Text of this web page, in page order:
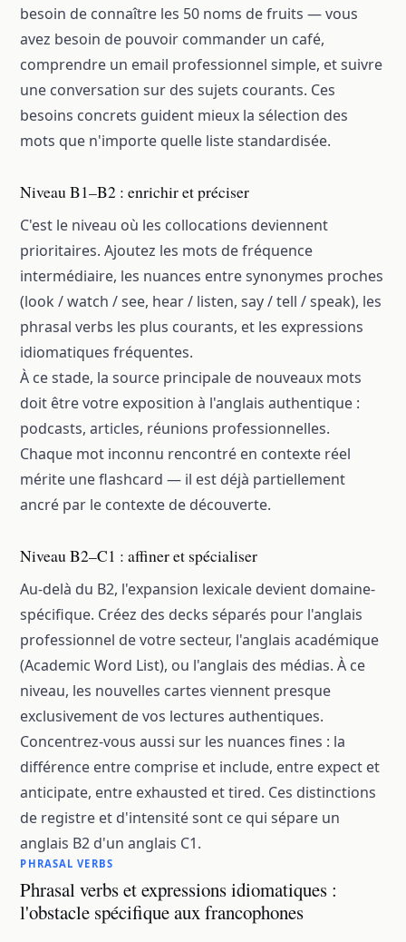
besoin de connaître les 50 noms de fruits — vous
avez besoin de pouvoir commander un café,
comprendre un email professionnel simple, et suivre
une conversation sur des sujets courants. Ces
besoins concrets guident mieux la sélection des
mots que n'importe quelle liste standardisée.
Niveau B1–B2 : enrichir et préciser
C'est le niveau où les collocations deviennent
prioritaires. Ajoutez les mots de fréquence
intermédiaire, les nuances entre synonymes proches
(look / watch / see, hear / listen, say / tell / speak), les
phrasal verbs les plus courants, et les expressions
idiomatiques fréquentes.
À ce stade, la source principale de nouveaux mots
doit être votre exposition à l'anglais authentique :
podcasts, articles, réunions professionnelles.
Chaque mot inconnu rencontré en contexte réel
mérite une flashcard — il est déjà partiellement
ancré par le contexte de découverte.
Niveau B2–C1 : affiner et spécialiser
Au-delà du B2, l'expansion lexicale devient domaine-
spécifique. Créez des decks séparés pour l'anglais
professionnel de votre secteur, l'anglais académique
(Academic Word List), ou l'anglais des médias. À ce
niveau, les nouvelles cartes viennent presque
exclusivement de vos lectures authentiques.
Concentrez-vous aussi sur les nuances fines : la
différence entre comprise et include, entre expect et
anticipate, entre exhausted et tired. Ces distinctions
de registre et d'intensité sont ce qui sépare un
anglais B2 d'un anglais C1.
PHRASAL VERBS
Phrasal verbs et expressions idiomatiques :
l'obstacle spécifique aux francophones